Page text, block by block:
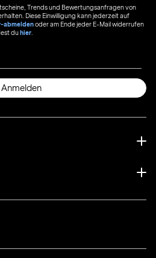
Trends und Bewertungsanfragen von
Diese Einwilligung kann jederzeit auf
abmeldenoder am Ende jeder E-Mail widerrufen
duhier
Anmelden